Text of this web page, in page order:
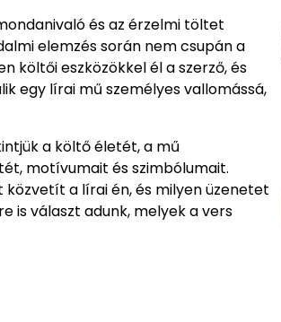
és az érzelmi töltet
elemzés során nem csupán a
költői eszközökkel él a szerző, és
egy lírai mű személyes vallomássá,
a költő életét, a mű
motívumait és szimbólumait.
közvetít a lírai én, és milyen üzenetet
is választ adunk, melyek a vers